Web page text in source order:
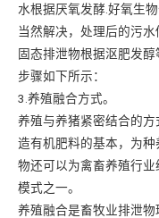
水根据厌氧发酵.好氧生
当然解决，处理后的污水
固态排泄物根据沤肥发
步骤如下所示：
3.养殖融合方式。
养殖与养猪紧密结合的
造有机肥料的基本，为
物还可以为禽畜养殖行
模式之一。
养殖融合是畜牧业排泄